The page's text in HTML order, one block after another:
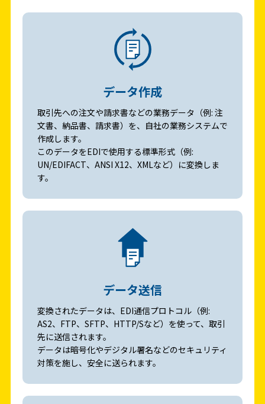
データ作成
取引先への注文や請求書などの業務データ（例: 注
文書、納品書、請求書）を、自社の業務システムで
作成します。
このデータをEDIで使用する標準形式（例:
UN/EDIFACT、ANSI X12、XMLなど）に変換しま
す。
データ送信
変換されたデータは、EDI通信プロトコル（例:
AS2、FTP、SFTP、HTTP/Sなど）を使って、取引
先に送信されます。
データは暗号化やデジタル署名などのセキュリティ
対策を施し、安全に送られます。